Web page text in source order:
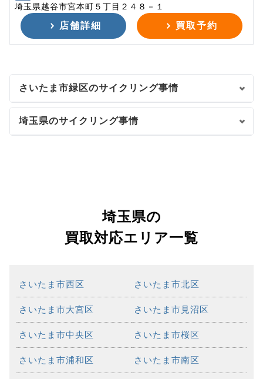
埼玉県越谷市宮本町５丁目２４８－１
店舗詳細 買取予約
さいたま市緑区のサイクリング事情
埼玉県のサイクリング事情
埼玉県の
買取対応エリア一覧
さいたま市西区 さいたま市北区
さいたま市大宮区 さいたま市見沼区
さいたま市中央区 さいたま市桜区
さいたま市浦和区 さいたま市南区